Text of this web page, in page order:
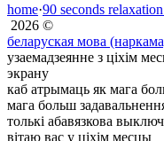
home·90 seconds
2026 ©
беларуская мова
узаемадзеянне з ціхім
экрану
каб атрымаць як мага
мага больш
толькі абавязкова
вітаю вас у ціхім месцы